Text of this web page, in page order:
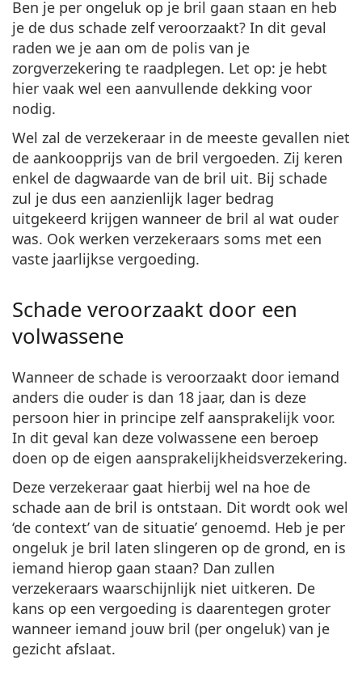
Persol
Prada
Alle merken
Ben je per ongeluk op je bril gaan staan en heb
je de dus schade zelf veroorzaakt? In dit geval
raden we je aan om de polis van je
zorgverzekering te raadplegen. Let op: je hebt
hier vaak wel een aanvullende dekking voor
nodig.
Wel zal de verzekeraar in de meeste gevallen niet
de aankoopprijs van de bril vergoeden. Zij keren
enkel de dagwaarde van de bril uit. Bij schade
zul je dus een aanzienlijk lager bedrag
uitgekeerd krijgen wanneer de bril al wat ouder
was. Ook werken verzekeraars soms met een
vaste jaarlijkse vergoeding.
Schade veroorzaakt door een
volwassene
Wanneer de schade is veroorzaakt door iemand
anders die ouder is dan 18 jaar, dan is deze
persoon hier in principe zelf aansprakelijk voor.
In dit geval kan deze volwassene een beroep
doen op de eigen aansprakelijkheidsverzekering.
Deze verzekeraar gaat hierbij wel na hoe de
schade aan de bril is ontstaan. Dit wordt ook wel
‘de context’ van de situatie’ genoemd. Heb je per
ongeluk je bril laten slingeren op de grond, en is
iemand hierop gaan staan? Dan zullen
verzekeraars waarschijnlijk niet uitkeren. De
kans op een vergoeding is daarentegen groter
wanneer iemand jouw bril (per ongeluk) van je
gezicht afslaat.